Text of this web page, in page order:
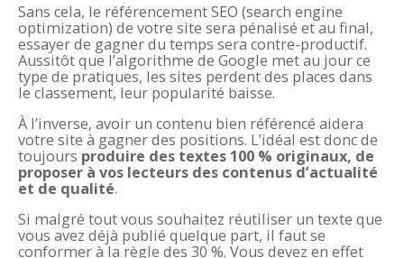
Sans cela, le référencement SEO (search engine
optimization) de votre site sera pénalisé et au final,
essayer de gagner du temps sera contre-productif.
Aussitôt que l’algorithme de Google met au jour ce
type de pratiques, les sites perdent des places dans
le classement, leur popularité baisse.
À l’inverse, avoir un contenu bien référencé aidera
votre site à gagner des positions. L’idéal est donc de
toujours produire des textes 100 % originaux, de
proposer à vos lecteurs des contenus d’actualité
et de qualité.
Si malgré tout vous souhaitez réutiliser un texte que
vous avez déjà publié quelque part, il faut se
conformer à la règle des 30 %. Vous devez en effet